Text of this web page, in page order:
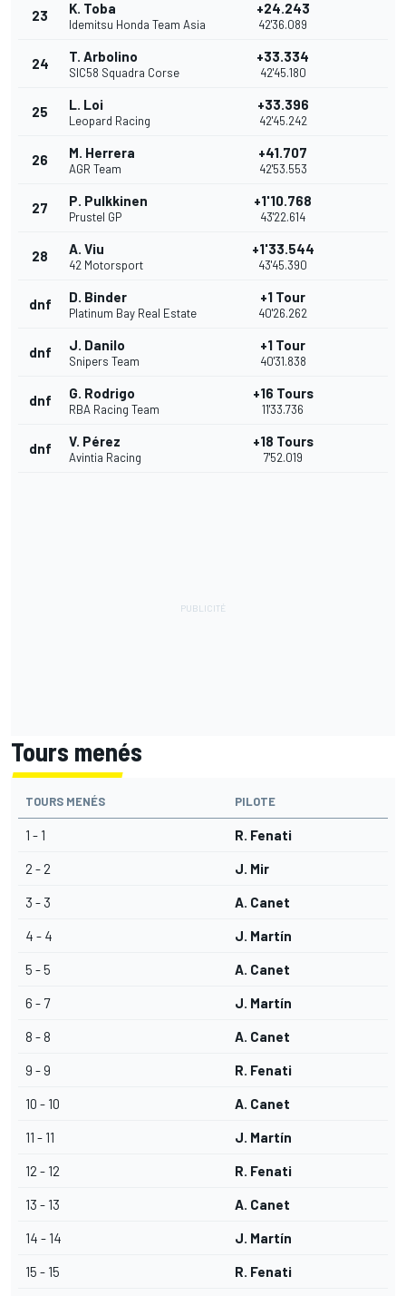
23 K. Toba
Idemitsu Honda Team Asia
+24.243
42'36.089
24 T. Arbolino
SIC58 Squadra Corse
+33.334
42'45.180
25 L. Loi
Leopard Racing
+33.396
42'45.242
26 M. Herrera
AGR Team
+41.707
42'53.553
27 P. Pulkkinen
Prustel GP
+1'10.768
43'22.614
28 A. Viu
42 Motorsport
+1'33.544
43'45.390
dnf D. Binder
Platinum Bay Real Estate
+1 Tour
40'26.262
dnf J. Danilo
Snipers Team
+1 Tour
40'31.838
dnf G. Rodrigo
RBA Racing Team
+16 Tours
11'33.736
dnf V. Pérez
Avintia Racing
+18 Tours
7'52.019
Tours menés
TOURS MENÉS PILOTE
1 - 1 R. Fenati
2 - 2 J. Mir
3 - 3 A. Canet
4 - 4 J. Martín
5 - 5 A. Canet
6 - 7 J. Martín
8 - 8 A. Canet
9 - 9 R. Fenati
10 - 10 A. Canet
11 - 11 J. Martín
12 - 12 R. Fenati
13 - 13 A. Canet
14 - 14 J. Martín
15 - 15 R. Fenati